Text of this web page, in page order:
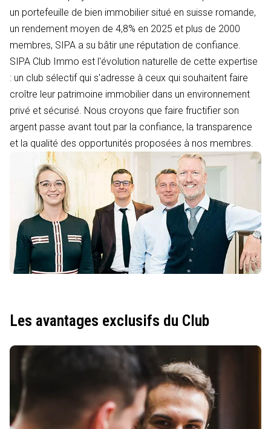
un portefeuille de bien immobilier situé en suisse romande,
un rendement moyen de 4,8% en 2025 et plus de 2000
membres, SIPA a su bâtir une réputation de confiance.
SIPA Club Immo est l'évolution naturelle de cette expertise
: un club sélectif qui s'adresse à ceux qui souhaitent faire
croître leur patrimoine immobilier dans un environnement
privé et sécurisé. Nous croyons que faire fructifier son
argent passe avant tout par la confiance, la transparence
et la qualité des opportunités proposées à nos membres.
Les avantages exclusifs du Club